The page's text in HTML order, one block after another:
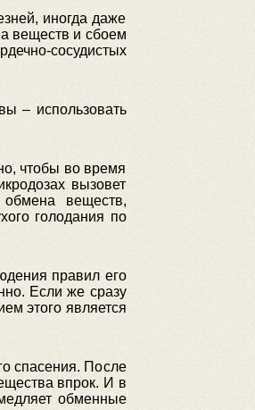
иногда даже
веществ и сбоем
сосудистых
– использовать
чтобы во время
вызовет
веществ,
голодания по
правил его
Если же сразу
этого является
спасения. После
впрок. И в
обменные